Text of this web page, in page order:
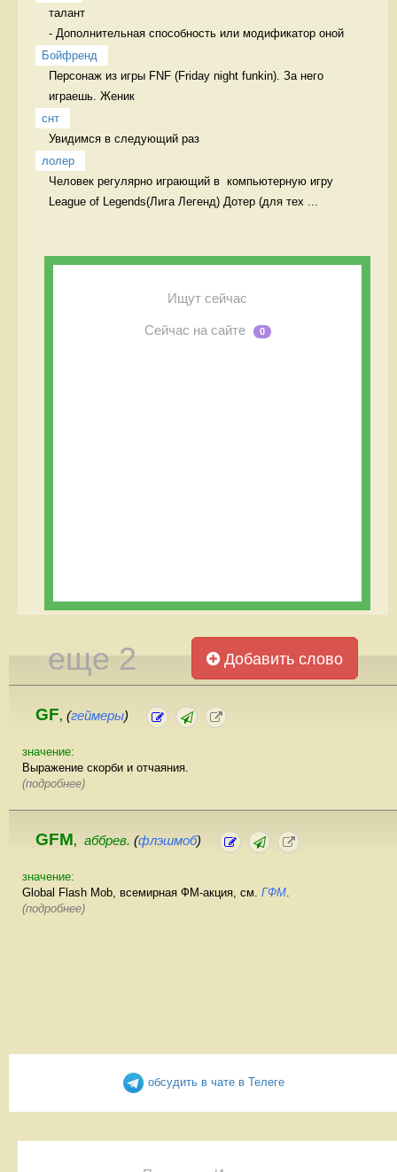
талант
- Дополнительная способность или модификатор оной
Бойфренд
Персонаж из игры FNF (Friday night funkin). За него
играешь. Женик
снт
Увидимся в следующий раз
лолер
Человек регулярно играющий в  компьютерную игру
League of Legends(Лига Легенд) Дотер (для тех ...
Ищут сейчас
Сейчас на сайте 0
еще 2 Добавить слово
GF, (геймеры)
значение:
Выражение скорби и отчаяния.
(подробнее)
GFM, аббрев. (флэшмоб)
значение:
Global Flash Mob, всемирная ФМ-акция, см. ГФМ
(подробнее)
обсудить в чате в Телеге